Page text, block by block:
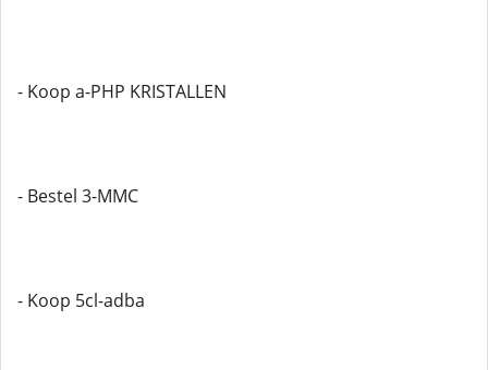
- Koop a-PHP KRISTALLEN
- Bestel 3-MMC
- Koop 5cl-adba